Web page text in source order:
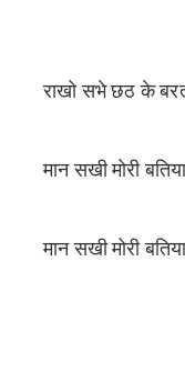
राखो सभे छठ के
मान सखी मोरी
मान सखी मोरी